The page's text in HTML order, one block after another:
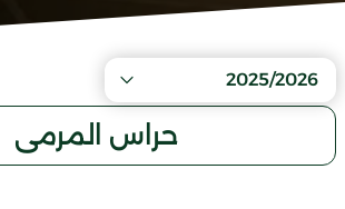
2025/2026
حراس المرمى